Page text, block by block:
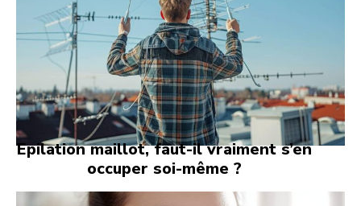
Epilation maillot, faut-il vraiment s’en
occuper soi-même ?